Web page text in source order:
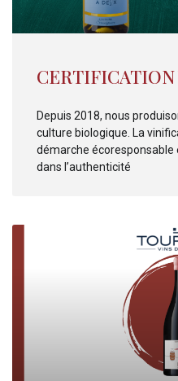
CERTIFICATION
Depuis 2018, nous
culture biologique. La
démarche
dans l’authenticité